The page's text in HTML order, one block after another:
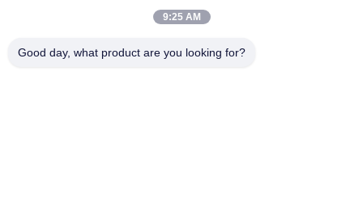
9:25 AM
Good day, what product are you looking for?